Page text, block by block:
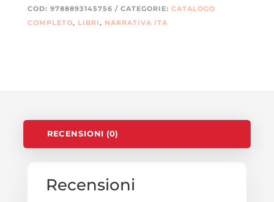
AMBIENTE
NELL'INDUSTRIA
COD: 9788893145756 CATEGORIE: CATALOGO
COMPLETO, LIBRI, NARRATIVA ITA
RECENSIONI (0)
Recensioni